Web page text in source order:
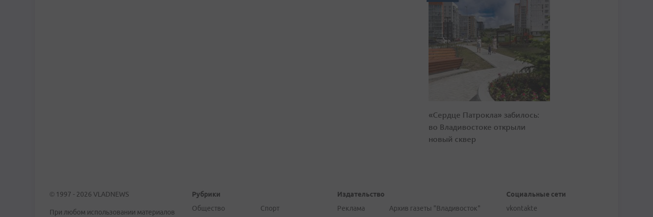
«Сердце Патрокла» забилось:
во Владивостоке открыли
новый сквер
© 1997 - 2026 VLADNEWS
При любом использовании материалов
Рубрики
Общество
Спорт
Издательство
Реклама
Архив газеты "Владивосток"
Социальные сети
vkontakte